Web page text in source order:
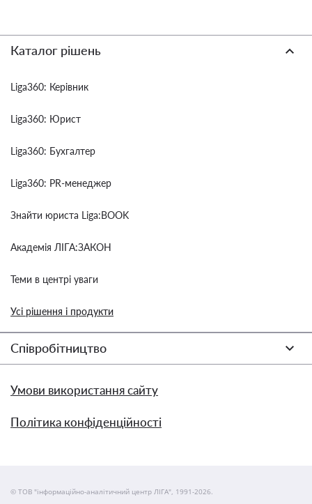
Каталог рішень
Liga360: Керівник
Liga360: Юрист
Liga360: Бухгалтер
Liga360: PR-менеджер
Знайти юриста Liga:BOOK
Академія ЛІГА:ЗАКОН
Теми в центрі уваги
Усі рішення і продукти
Співробітництво
Умови використання сайту
Політика конфіденційності
© ТОВ "інформаційно-аналітичний центр ЛІГА", 1991-2026.